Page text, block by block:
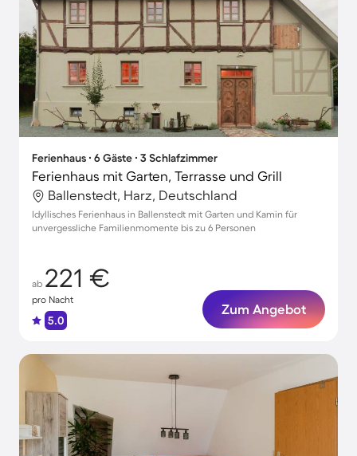
Ferienhaus ∙ 6 Gäste ∙ 3 Schlafzimmer
Ferienhaus mit Garten, Terrasse und Grill
Ballenstedt, Harz, Deutschland
Idyllisches Ferienhaus in Ballenstedt mit Garten und Kamin für
unvergessliche Familienmomente bis zu 6 Personen
ab 221 €
pro Nacht
5.0
Zum Angebot